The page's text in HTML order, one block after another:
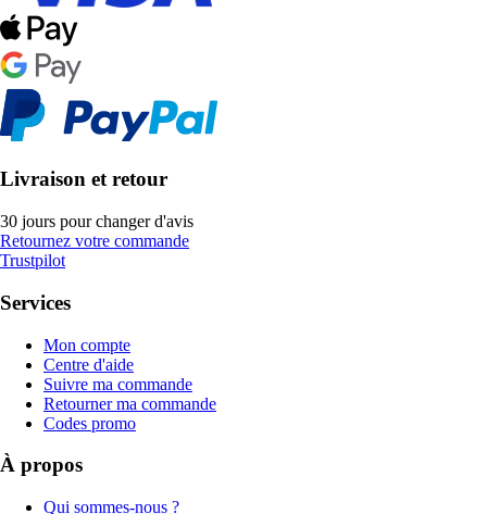
Livraison et retour
30 jours pour changer d'avis
Retournez votre commande
Trustpilot
Services
Mon compte
Centre d'aide
Suivre ma commande
Retourner ma commande
Codes promo
À propos
Qui sommes-nous ?